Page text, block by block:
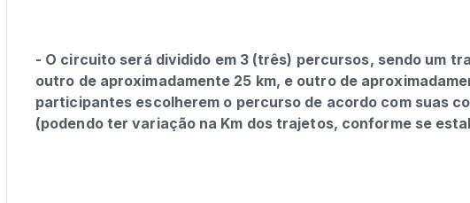
- O circuito será dividido em 3 (três) percursos, sendo um
outro de aproximadamente 25 km, e outro de
participantes escolherem o percurso de acordo com suas
(podendo ter variação na Km dos trajetos, conforme se